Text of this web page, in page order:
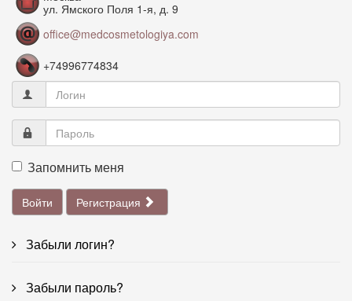
ул. Ямского Поля 1-я, д. 9
office@medcosmetologiya.com
+74996774834
Запомнить меня
Войти Регистрация
Забыли логин?
Забыли пароль?